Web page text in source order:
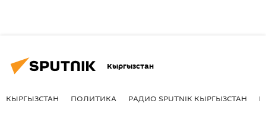
Кыргызстан
КЫРГЫЗСТАН ПОЛИТИКА РАДИО SPUTNIK КЫРГЫЗСТАН